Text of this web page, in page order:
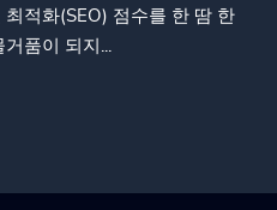
적화(SEO) 점수를 한 땀 한
품이 되지...